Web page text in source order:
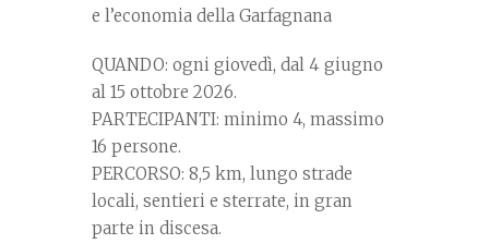
e l’economia della Garfagnana
QUANDO: ogni giovedì, dal 4 giugno
al 15 ottobre 2026.
PARTECIPANTI: minimo 4, massimo
16 persone.
PERCORSO: 8,5 km, lungo strade
locali, sentieri e sterrate, in gran
parte in discesa.